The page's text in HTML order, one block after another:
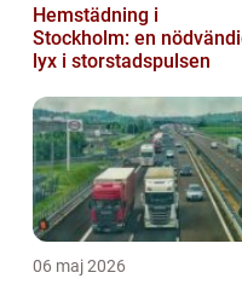
Hemstädning i
Stockholm: en
lyx i storstadspulsen
06 maj 2026